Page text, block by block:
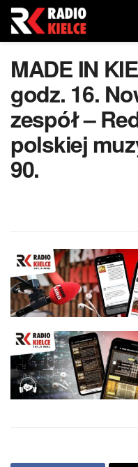
MADE IN
godz. 16.
zespół –
polskiej
90.